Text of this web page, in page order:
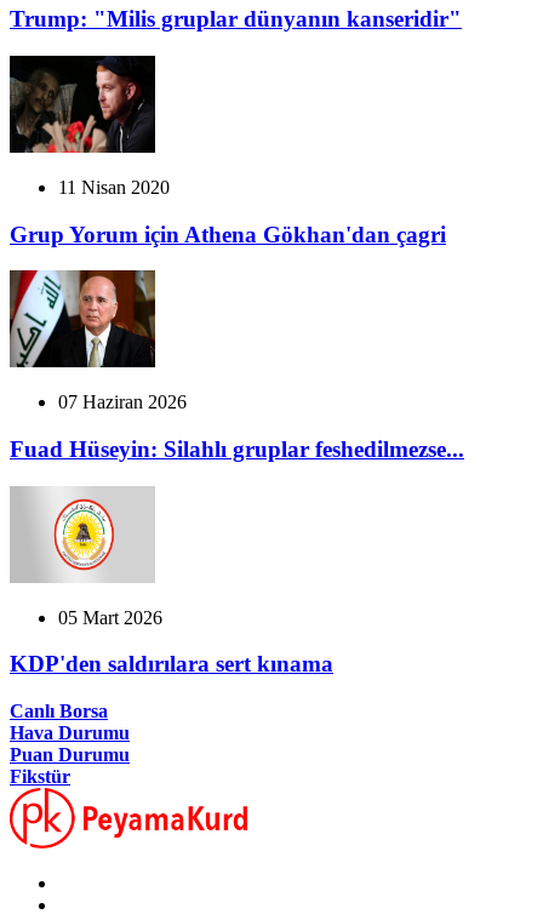
Trump: "Milis gruplar dünyanın kanseridir"
11 Nisan 2020
Grup Yorum için Athena Gökhan'dan çagri
07 Haziran 2026
Fuad Hüseyin: Silahlı gruplar feshedilmezse...
05 Mart 2026
KDP'den saldırılara sert kınama
Canlı Borsa
Hava Durumu
Puan Durumu
Fikstür